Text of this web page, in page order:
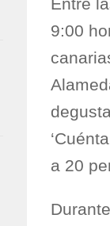
9:00
a 20